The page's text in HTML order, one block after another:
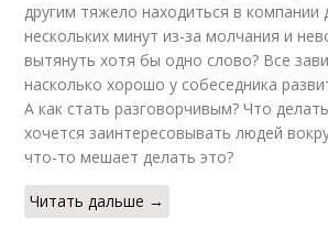
другим тяжело находиться в компании
нескольких минут из-за молчания и
вытянуть хотя бы одно слово? Все
насколько хорошо у собеседника
А как стать разговорчивым? Что
хочется заинтересовывать людей
что-то мешает делать это?
Читать дальше →